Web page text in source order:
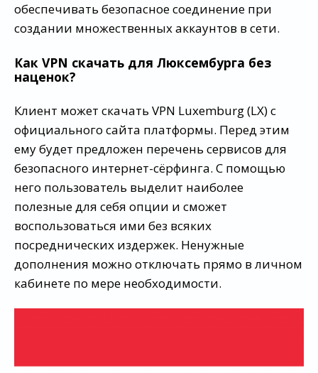
обеспечивать безопасное соединение при
создании множественных аккаунтов в сети.
Как VPN скачать для Люксембурга без
наценок?
Клиент может скачать VPN Luxemburg (LX) с
официального сайта платформы. Перед этим
ему будет предложен перечень сервисов для
безопасного интернет-сёрфинга. С помощью
него пользователь выделит наиболее
полезные для себя опции и сможет
воспользоваться ими без всяких
посреднических издержек. Ненужные
дополнения можно отключать прямо в личном
кабинете по мере необходимости.